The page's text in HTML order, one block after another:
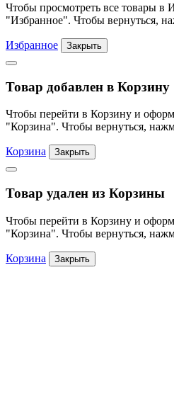
Чтобы просмотреть все товары в
"Избранное". Чтобы вернуться,
Избранное Закрыть
Товар добавлен в Корзину
Чтобы перейти в Корзину и
"Корзина". Чтобы вернуться,
Корзина Закрыть
Товар удален из Корзины
Чтобы перейти в Корзину и
"Корзина". Чтобы вернуться,
Корзина Закрыть